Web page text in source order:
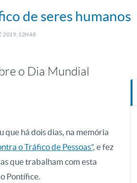
de seres humanos
2019, 12H48
o Dia Mundial
que há dois dias, na memória
o Tráfico de Pessoas”, e fez
que trabalham com esta
Pontífice.